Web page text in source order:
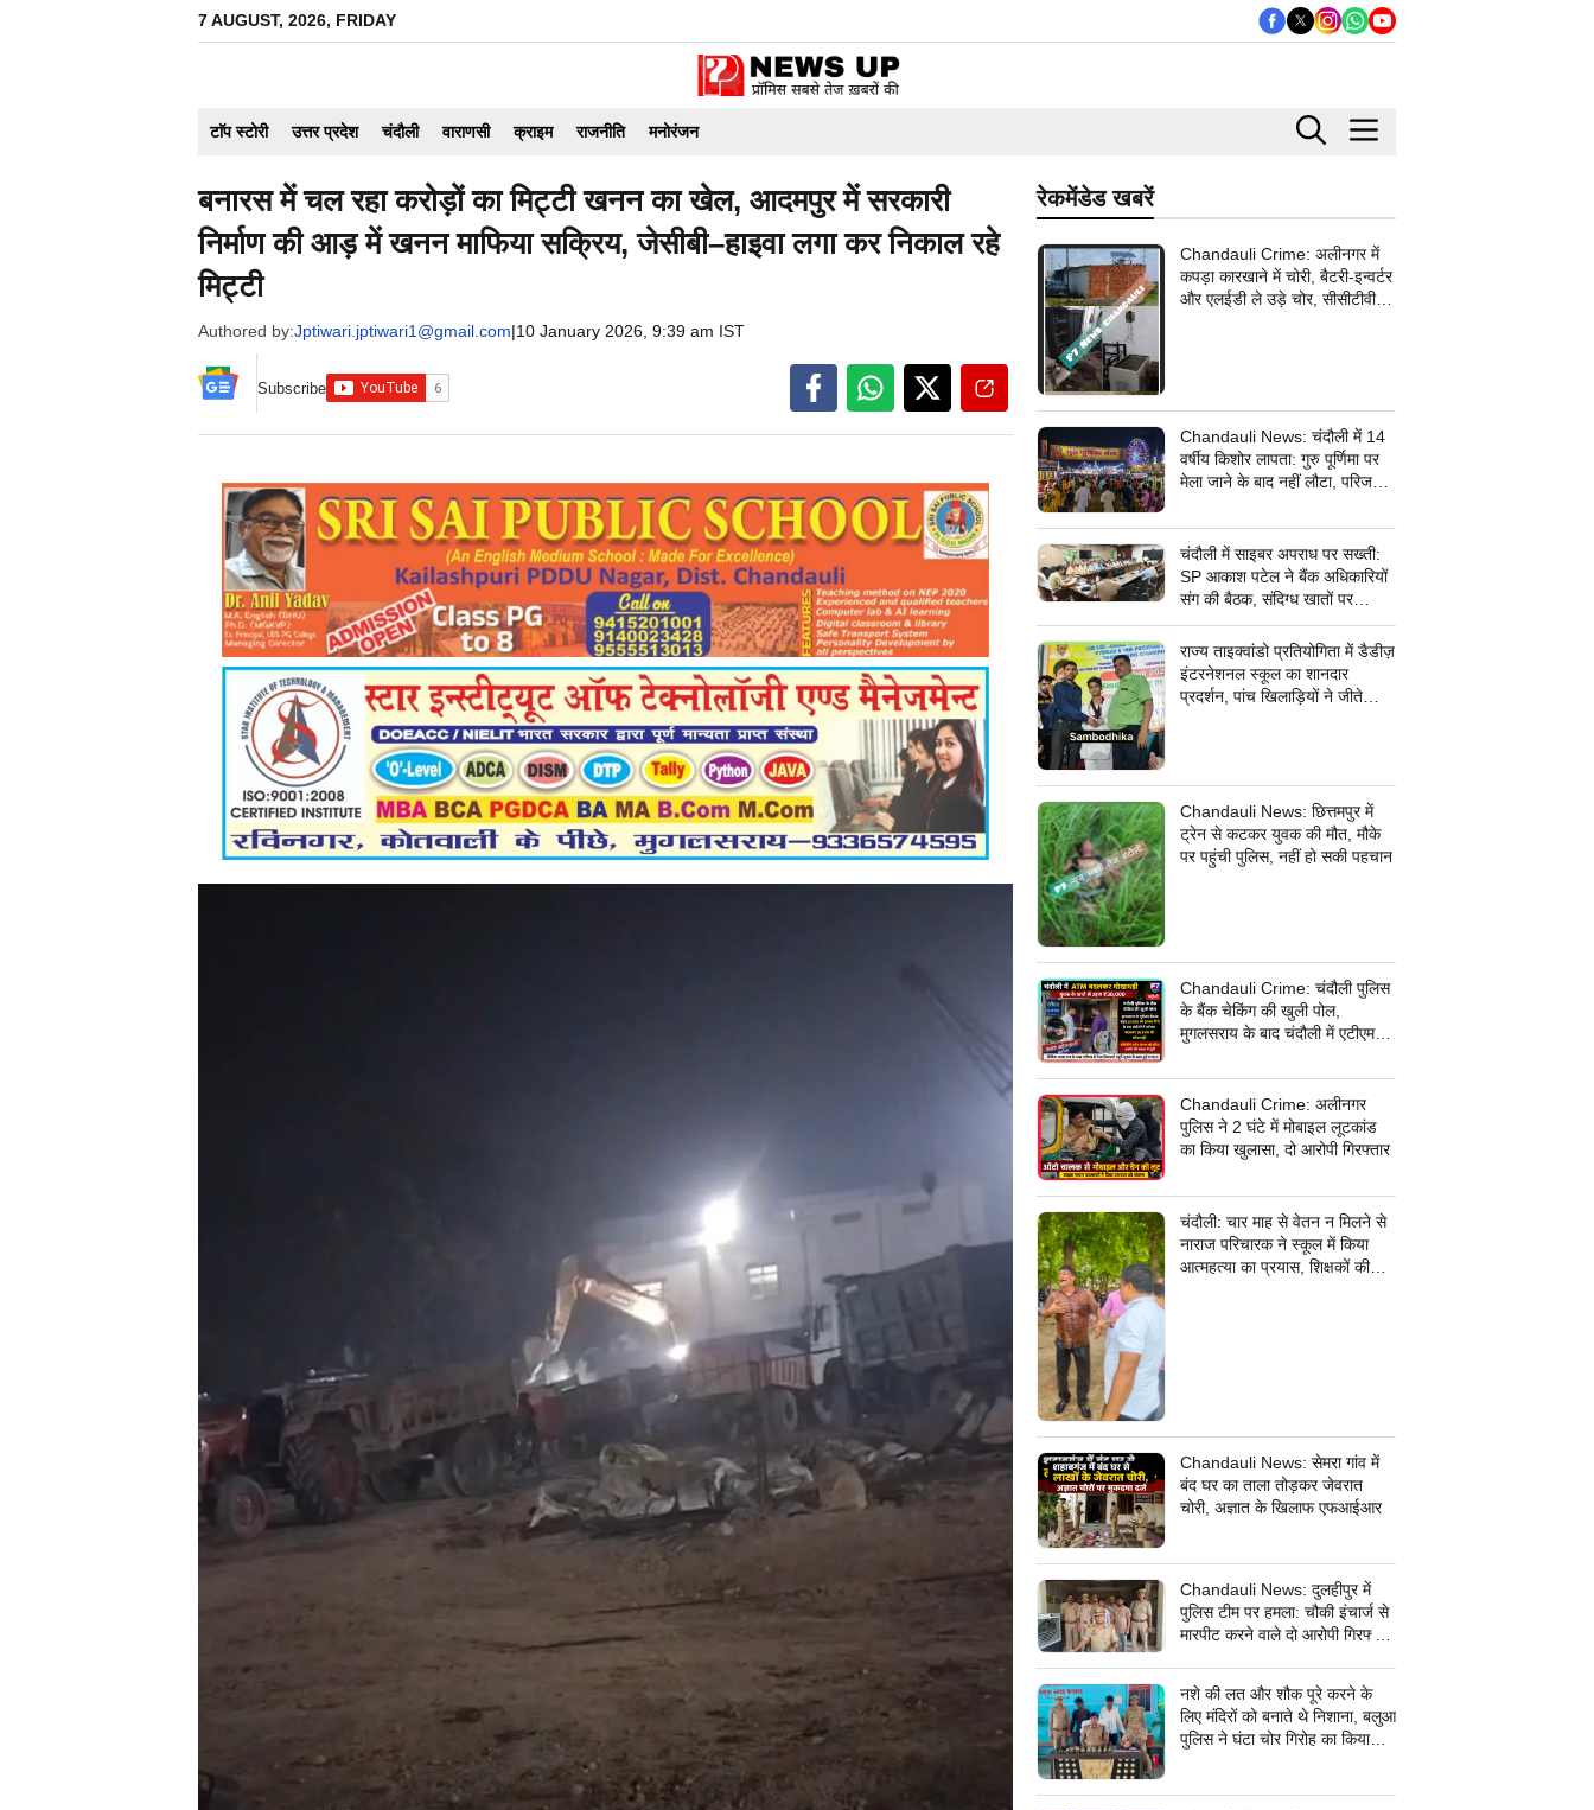
7 AUGUST, 2026, FRIDAY
टाॅप स्टोरी उत्तर प्रदेश चंदौली वाराणसी क्राइम राजनीति मनोरंजन
बनारस में चल रहा करोड़ों का मिट्टी खनन का खेल, आदमपुर में सरकारी
निर्माण की आड़ में खनन माफिया सक्रिय, जेसीबी–हाइवा लगा कर निकाल रहे
मिट्टी
Authored by:Jptiwari.jptiwari1@gmail.com|10 January 2026, 9:39 am IST
Subscribe
रेकमेंडेड खबरें
Chandauli Crime: अलीनगर में
कपड़ा कारखाने में चोरी, बैटरी-इन्वर्टर
और एलईडी ले उड़े चोर, सीसीटीवी
Chandauli News: चंदौली में 14
वर्षीय किशोर लापता: गुरु पूर्णिमा पर
मेला जाने के बाद नहीं लौटा, परिजनों
गुमशुदगी
चंदौली में साइबर अपराध पर सख्ती:
SP आकाश पटेल ने बैंक अधिकारियों
संग की बैठक, संदिग्ध खातों पर
निगरानी के दिए निर्देश
राज्य ताइक्वांडो प्रतियोगिता में डैडीज़
इंटरनेशनल स्कूल का शानदार
प्रदर्शन, पांच खिलाड़ियों ने जीते
Chandauli News: छित्तमपुर में
ट्रेन से कटकर युवक की मौत, मौके
पर पहुंची पुलिस, नहीं हो सकी पहचान
Chandauli Crime: चंदौली पुलिस
के बैंक चेकिंग की खुली पोल,
मुगलसराय के बाद चंदौली में एटीएम
जांच में जुटी पुलिस
Chandauli Crime: अलीनगर
पुलिस ने 2 घंटे में मोबाइल लूटकांड
का किया खुलासा, दो आरोपी गिरफ्तार
चंदौली: चार माह से वेतन न मिलने से
नाराज परिचारक ने स्कूल में किया
आत्महत्या का प्रयास, शिक्षकों की
Chandauli News: सेमरा गांव में
बंद घर का ताला तोड़कर जेवरात
चोरी, अज्ञात के खिलाफ एफआईआर
Chandauli News: दुलहीपुर में
पुलिस टीम पर हमला: चौकी इंचार्ज से
मारपीट करने वाले दो आरोपी गिरफ्तार,
नशे की लत और शौक पूरे करने के
लिए मंदिरों को बनाते थे निशाना, बलुआ
पुलिस ने घंटा चोर गिरोह का किया